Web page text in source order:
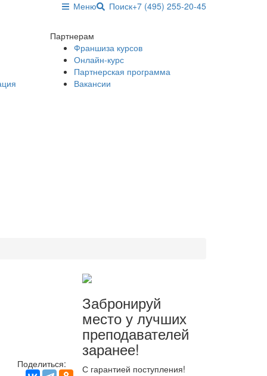
+7 (495) 255-20-45
Поиск
Меню
Партнерам
Франшиза курсов
Онлайн-курс
Партнерская программа
Вакансии
Поделиться:
Забронируй
место у лучших
преподавателей
заранее!
С гарантией поступления!